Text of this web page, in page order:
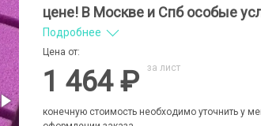
цене! В Москве и Спб особые
Подробнее
Цена от:
1 464 ₽ за лист
конечную стоимость необходимо уточнить у